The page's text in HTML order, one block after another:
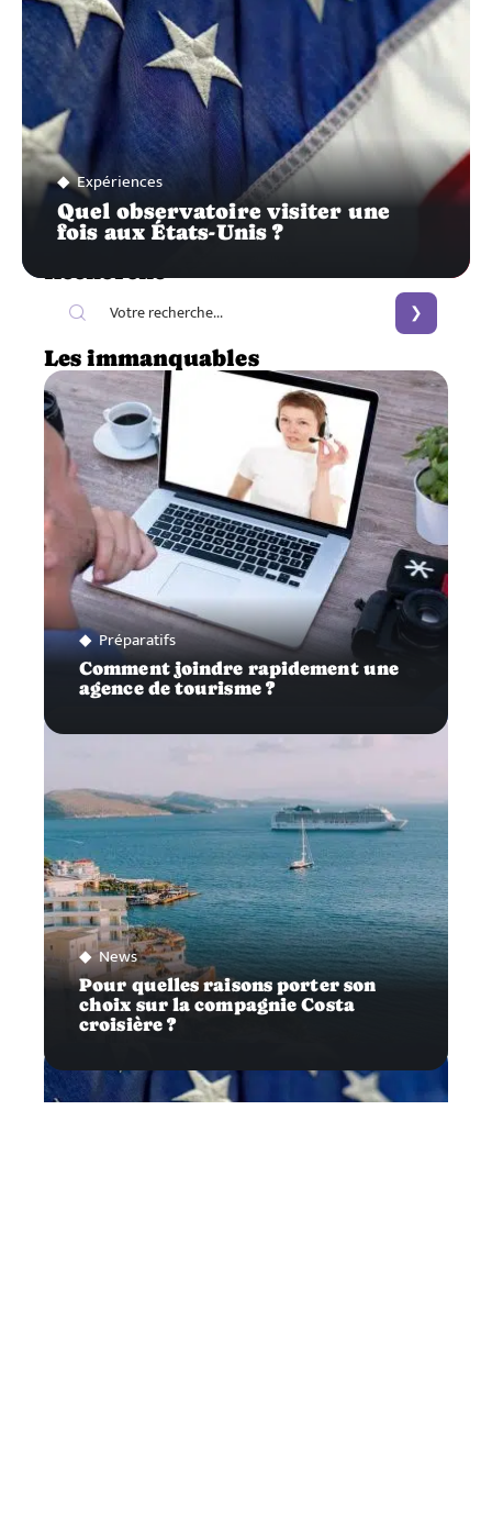
Expériences
Quel observatoire visiter une
fois aux États-Unis ?
Les immanquables
Préparatifs
Comment joindre rapidement une
agence de tourisme ?
News
Pour quelles raisons porter son
choix sur la compagnie Costa
croisière ?